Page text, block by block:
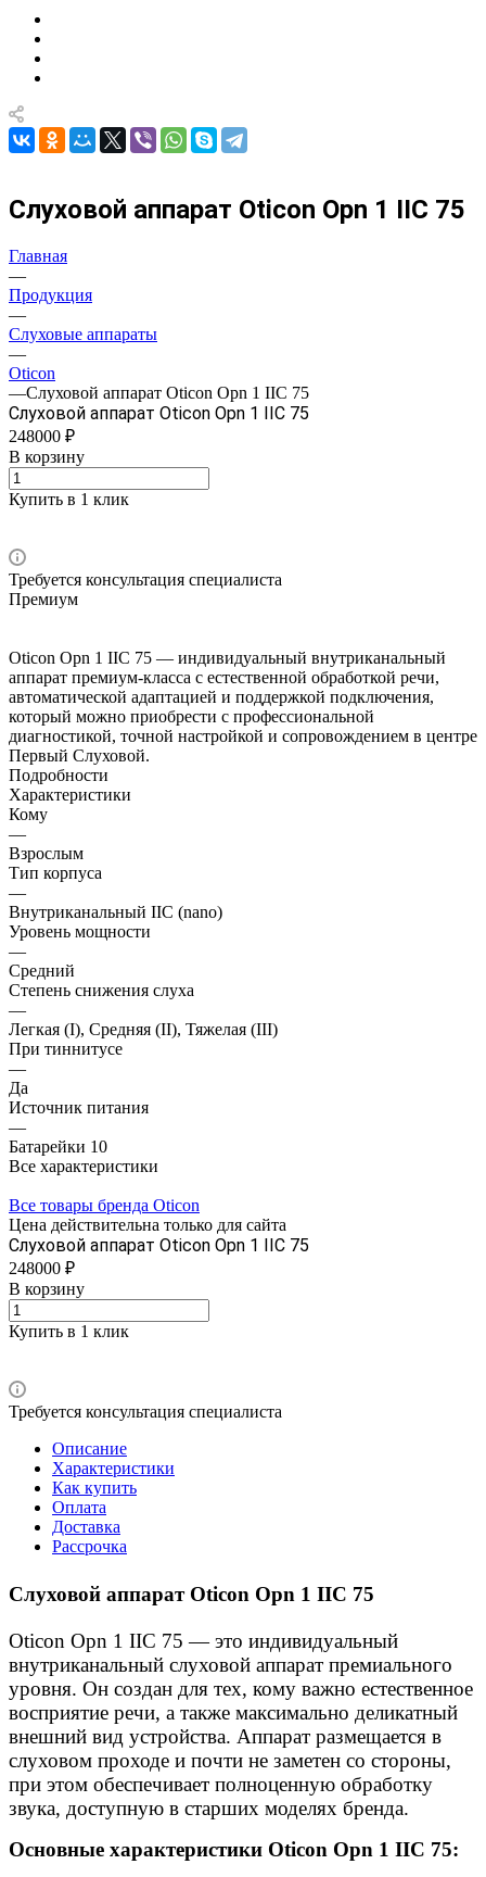
Слуховой аппарат Oticon Opn 1 IIC 75
Главная
—
Продукция
—
Слуховые аппараты
—
Oticon
—Слуховой аппарат Oticon Opn 1 IIC 75
Слуховой аппарат Oticon Opn 1 IIC 75
248000 ₽
В корзину
Купить в 1 клик
Требуется консультация специалиста
Премиум
Oticon Opn 1 IIC 75 — индивидуальный внутриканальный
аппарат премиум-класса с естественной обработкой речи,
автоматической адаптацией и поддержкой подключения,
который можно приобрести с профессиональной
диагностикой, точной настройкой и сопровождением в центре
Первый Слуховой.
Подробности
Характеристики
Кому
—
Взрослым
Тип корпуса
—
Внутриканальный IIC (nano)
Уровень мощности
—
Средний
Степень снижения слуха
—
Легкая (I), Средняя (II), Тяжелая (III)
При тиннитусе
—
Да
Источник питания
—
Батарейки 10
Все характеристики
Все товары бренда Oticon
Цена действительна только для сайта
Слуховой аппарат Oticon Opn 1 IIC 75
248000 ₽
В корзину
Купить в 1 клик
Требуется консультация специалиста
Описание
Характеристики
Как купить
Оплата
Доставка
Рассрочка
Слуховой аппарат Oticon Opn 1 IIC 75
Oticon Opn 1 IIC 75 — это индивидуальный
внутриканальный слуховой аппарат премиального
уровня. Он создан для тех, кому важно естественное
восприятие речи, а также максимально деликатный
внешний вид устройства. Аппарат размещается в
слуховом проходе и почти не заметен со стороны,
при этом обеспечивает полноценную обработку
звука, доступную в старших моделях бренда.
Основные характеристики Oticon Opn 1 IIC 75: